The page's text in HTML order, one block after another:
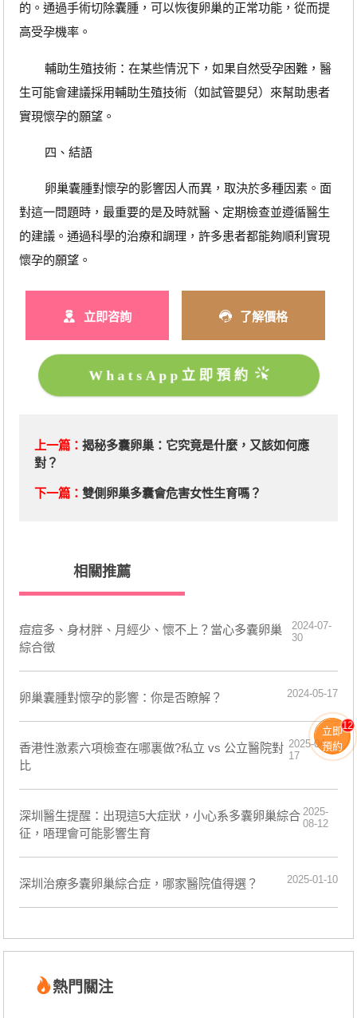
的。通過手術切除囊腫，可以恢復卵巢的正常功能，從而提
高受孕機率。
輔助生殖技術：在某些情況下，如果自然受孕困難，醫
生可能會建議採用輔助生殖技術（如試管嬰兒）來幫助患者
實現懷孕的願望。
四、結語
卵巢囊腫對懷孕的影響因人而異，取決於多種因素。面
對這一問題時，最重要的是及時就醫、定期檢查並遵循醫生
的建議。通過科學的治療和調理，許多患者都能夠順利實現
懷孕的願望。
立即咨詢 了解價格
WhatsApp立即預約
上一篇： 揭秘多囊卵巢：它究竟是什麼，又該如何應
對？
下一篇： ​雙側卵巢多囊會危害女性生育嗎？
相關推薦
​痘痘多、身材胖、月經少、懷不上？當心多囊卵巢
綜合徵
2024-07-
30
卵巢囊腫對懷孕的影響：你是否瞭解？ 2024-05-17
香港性激素六項檢查在哪裏做?私立 vs 公立醫院對
比
2025-04-
17
深圳醫生提醒：出現這5大症狀，小心系多囊卵巢綜合
征，唔理會可能影響生育
2025-
08-12
深圳治療多囊卵巢綜合症，哪家醫院值得選？ 2025-01-10
熱門關注
立即
預約
12